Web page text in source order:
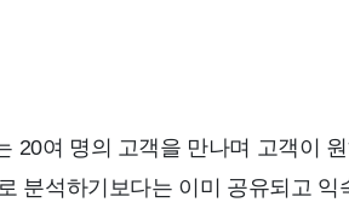
20여 명의 고객을 만나며 고객이
분석하기보다는 이미 공유되고